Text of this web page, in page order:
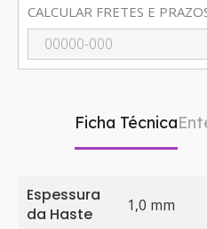
CALCULAR FRETES E
Ficha Técnica
Espessura
da Haste
1,0 mm